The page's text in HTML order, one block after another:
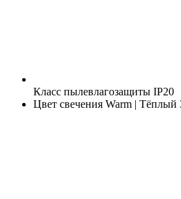
Класс пылевлагозащиты IP20
Цвет свечения Warm | Тёплый